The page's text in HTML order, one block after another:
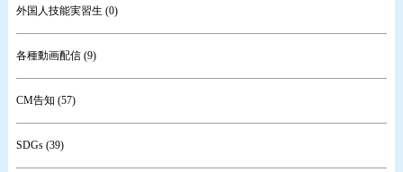
外国人技能実習生 (0)
各種動画配信 (9)
CM告知 (57)
SDGs (39)